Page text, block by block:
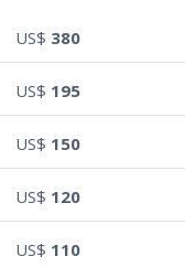
US$ 380
US$ 195
US$ 150
US$ 120
US$ 110